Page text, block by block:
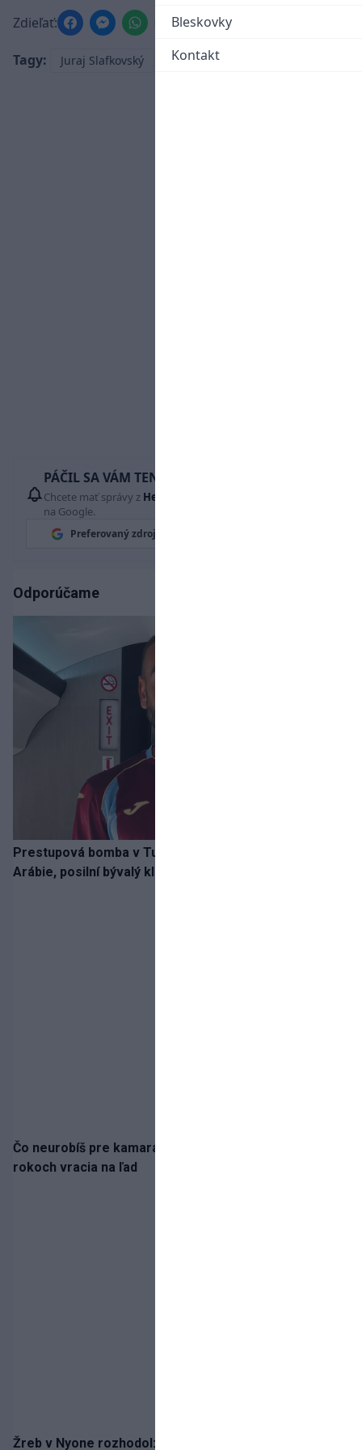
Bleskovky
Kontakt
Zdieľať:
Tagy: Juraj Slafkovský
PÁČIL SA VÁM TENTO ČLÁNOK?
Chcete mať správy z Hetrik.sk
na Google.
Preferovaný zdroj
Odporúčame
Prestupová bomba v Turecku! Salah nepôjde do
Arábie, posilní bývalý klub Hamšíka
Čo neurobíš pre kamaráta! Marián Hossa sa po troch
rokoch vracia na ľad
Žreb v Nyone rozhodol: Slovan spoznal potenciálnu